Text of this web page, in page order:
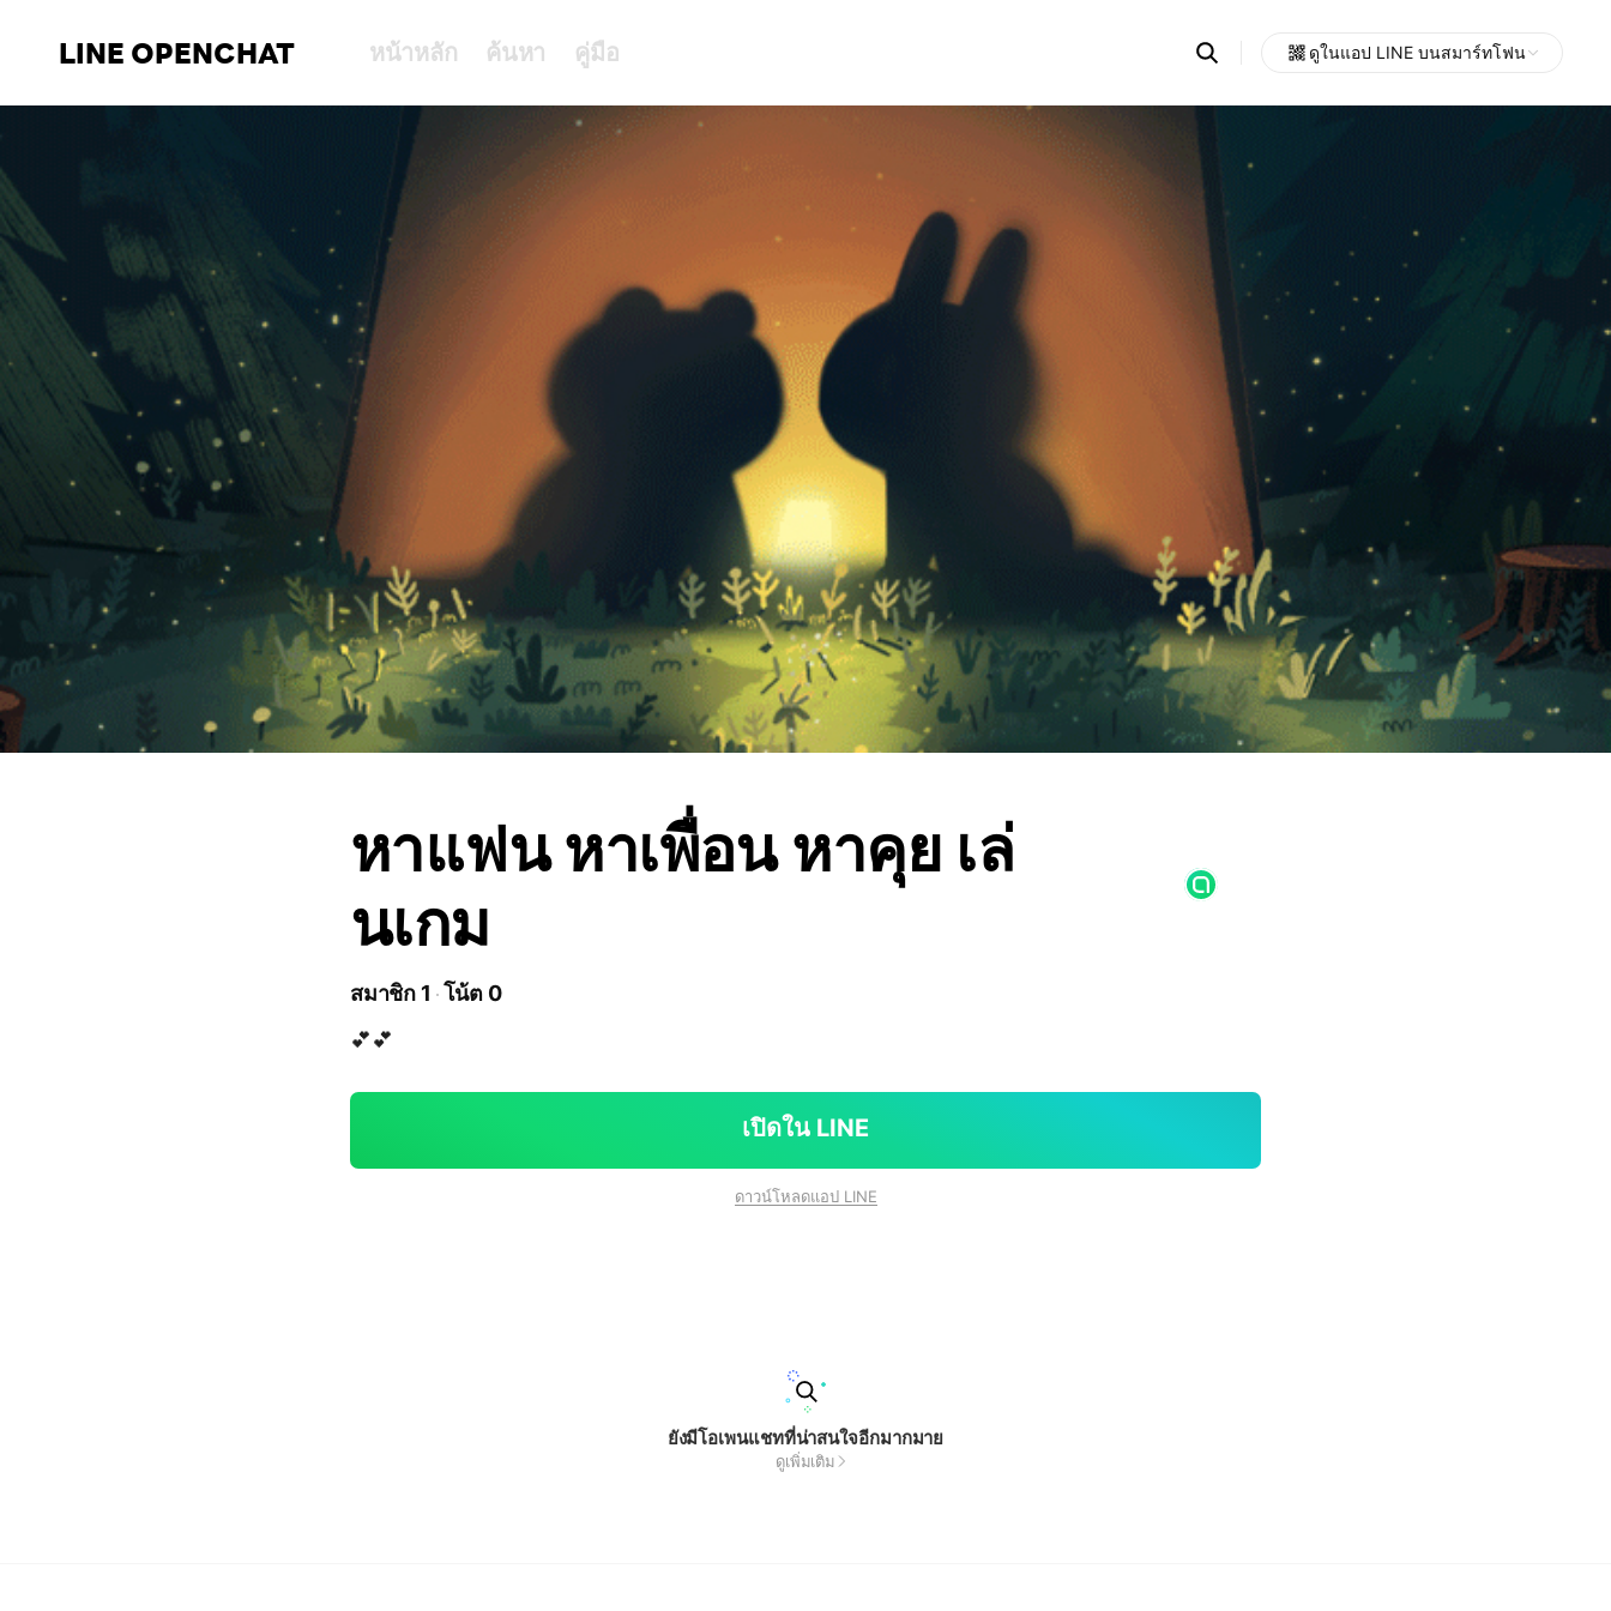
LINE OPENCHAT หน้าหลัก ค้นหา คู่มือ Search
OpenChats
messages
search
ดูในแอป LINE บนสมาร์ทโฟน
หาแฟน หาเพื่อน หาคุย เล่
นเกม
สมาชิก 1 โน้ต 0
💕💕
เปิดใน LINE
ดาวน์โหลดแอป LINE
ยังมีโอเพนแชทที่น่าสนใจอีกมากมาย
ดูเพิ่มเติม